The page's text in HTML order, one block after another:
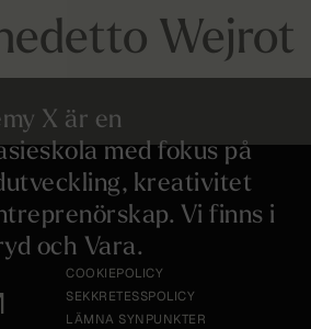
Wejrot
X är en
med fokus på
kreativitet
Vi finns i
och Vara.
COOKIEPOLICY
SEKKRETESSPOLICY
LÄMNA SYNPUNKTER